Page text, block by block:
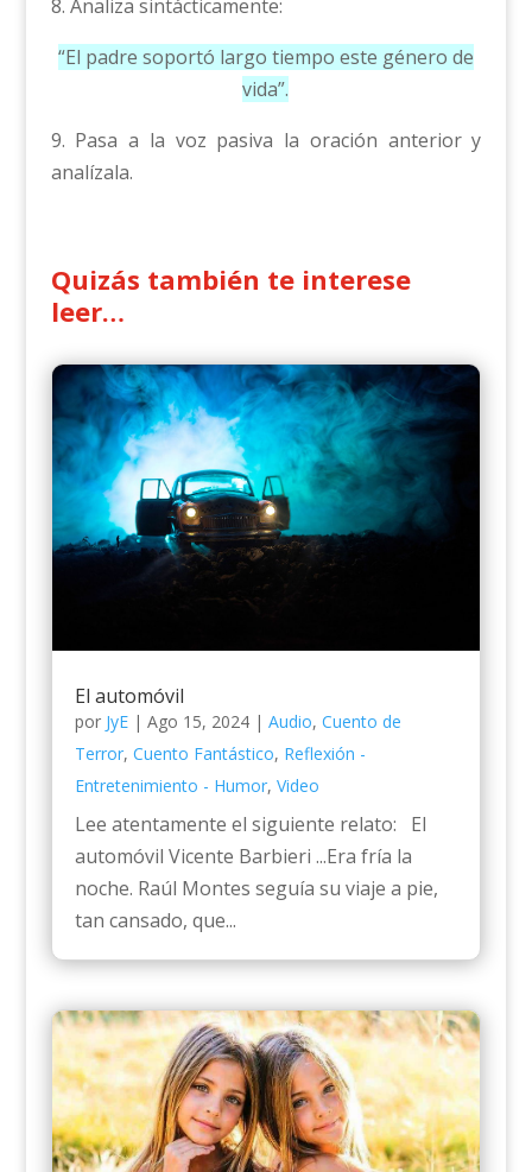
8. Analiza sintácticamente:
“El padre soportó largo tiempo este género de
vida”.
9. Pasa a la voz pasiva la oración anterior y
analízala.
Quizás también te interese
leer…
El automóvil
por JyE| Ago 15, 2024| Audio, Cuento de
Terror, Cuento Fantástico, Reflexión -
Entretenimiento - Humor, Video
Lee atentamente el siguiente relato: El
automóvil Vicente Barbieri ...Era fría la
noche. Raúl Montes seguía su viaje a pie,
tan cansado, que...